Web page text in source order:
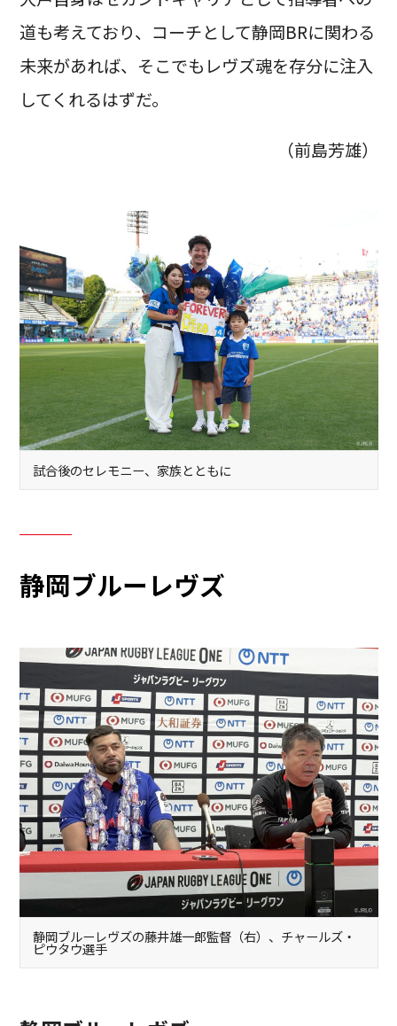
道も考えており、コーチとして静岡BRに関わる
未来があれば、そこでもレヴズ魂を存分に注入
してくれるはずだ。
（前島芳雄）
試合後のセレモニー、家族とともに
静岡ブルーレヴズ
静岡ブルーレヴズの藤井雄一郎監督（右）、チャールズ・
ピウタウ選手